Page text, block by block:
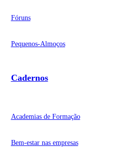
Fóruns
Pequenos-Almoços
Cadernos
Academias de Formação
Bem-estar nas empresas